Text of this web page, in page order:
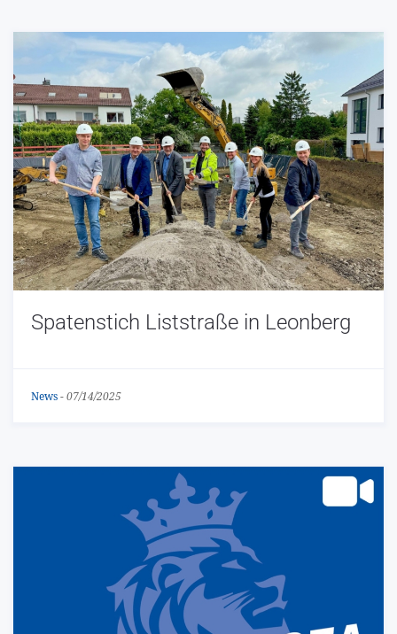
Spatenstich Liststraße in Leonberg
News - 07/14/2025